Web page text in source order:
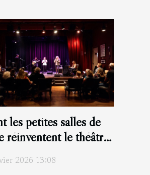
les petites salles de
réinventent le théâtre
2026 13:08